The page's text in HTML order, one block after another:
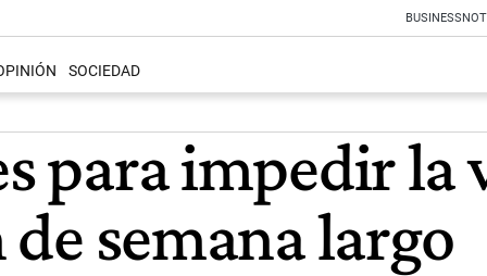
BUSINESS
SOCIEDAD
para impedir la
semana largo